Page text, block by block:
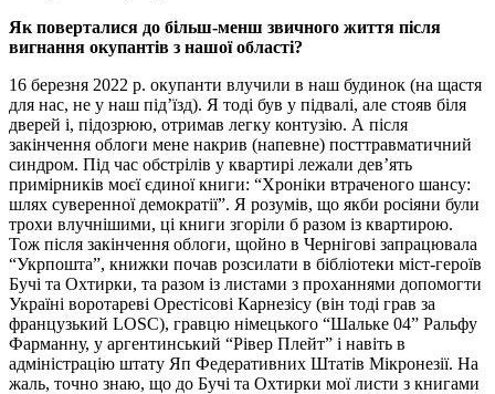
Як поверталися до більш-менш звичного життя після
вигнання окупантів з нашої області?
16 березня 2022 p. окупанти влучили в наш будинок (на щастя
для нас, не у наш під’їзд). Я тоді був у підвалі, але стояв біля
дверей і, підозрюю, отримав легку контузію. А після
закінчення облоги мене накрив (напевне) посттравматичний
синдром. Під час обстрілів у квартирі лежали дев’ять
примірників моєї єдиної книги: “Хроніки втраченого шансу:
шлях суверенної демократії”. Я розумів, що якби росіяни були
трохи влучнішими, ці книги згоріли б разом із квартирою.
Тож після закінчення облоги, щойно в Чернігові запрацювала
“Укрпошта”, книжки почав розсилати в бібліотеки міст-героїв
Бучі та Охтирки, та разом із листами з проханнями допомогти
Україні воротареві Орестісові Карнезісу (він тоді грав за
французький LOSC), гравцю німецького “Шальке 04” Ральфу
Фарманну, у аргентинський “Рівер Плейт” і навіть в
адміністрацію штату Яп Федеративних Штатів Мікронезії. На
жаль, точно знаю, що до Бучі та Охтирки мої листи з книгами